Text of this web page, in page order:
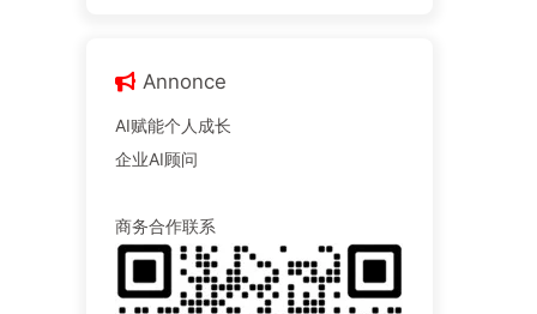
Annonce
AI赋能个人成长
企业AI顾问
商务合作联系